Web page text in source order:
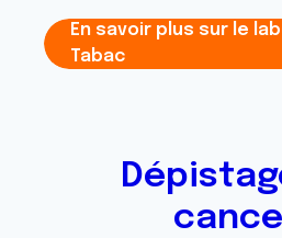
En savoir plus sur le
Tabac